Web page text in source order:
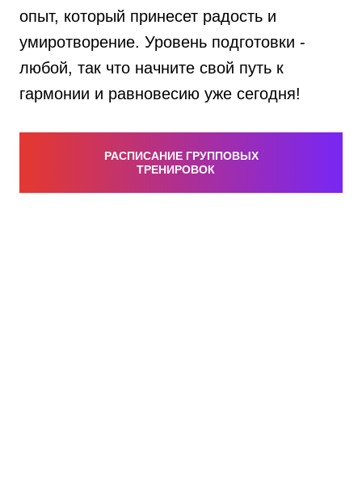
опыт, который принесет радость и
умиротворение. Уровень подготовки -
любой, так что начните свой путь к
гармонии и равновесию уже сегодня!
РАСПИСАНИЕ ГРУППОВЫХ
ТРЕНИРОВОК